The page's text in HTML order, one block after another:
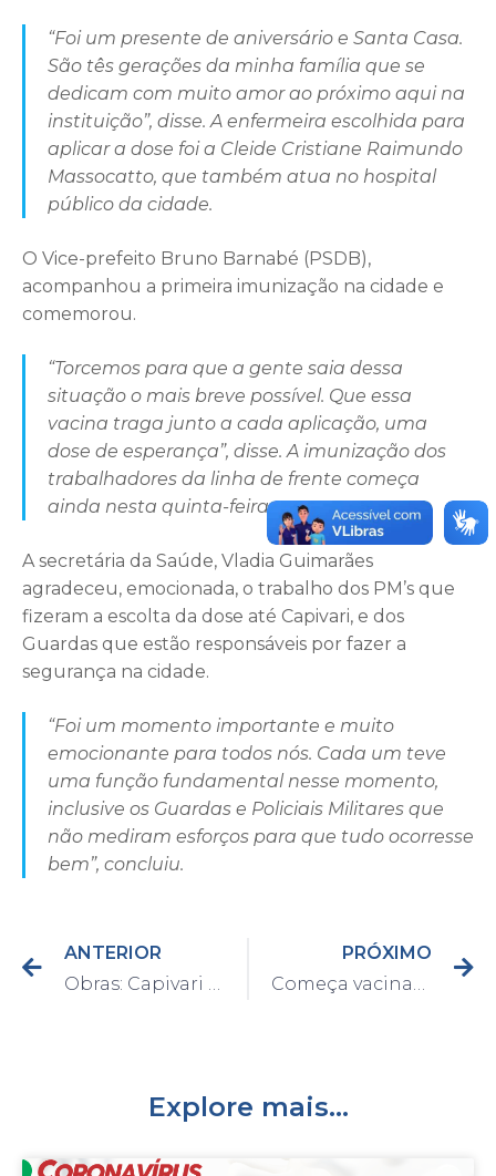
“Foi um presente de aniversário e Santa Casa.
São tês gerações da minha família que se
dedicam com muito amor ao próximo aqui na
instituição”, disse. A enfermeira escolhida para
aplicar a dose foi a Cleide Cristiane Raimundo
Massocatto, que também atua no hospital
público da cidade.
O Vice-prefeito Bruno Barnabé (PSDB),
acompanhou a primeira imunização na cidade e
comemorou.
“Torcemos para que a gente saia dessa
situação o mais breve possível. Que essa
vacina traga junto a cada aplicação, uma
dose de esperança”, disse. A imunização dos
trabalhadores da linha de frente começa
ainda nesta quinta-feira.
A secretária da Saúde, Vladia Guimarães
agradeceu, emocionada, o trabalho dos PM’s que
fizeram a escolta da dose até Capivari, e dos
Guardas que estão responsáveis por fazer a
segurança na cidade.
“Foi um momento importante e muito
emocionante para todos nós. Cada um teve
uma função fundamental nesse momento,
inclusive os Guardas e Policiais Militares que
não mediram esforços para que tudo ocorresse
bem”, concluiu.
ANTERIOR
Obras: Capivari realiza operação tapa-buracos no Centro
PRÓXIMO
Começa vacinação na Santa Casa e Unimed de Capivari
Explore mais...